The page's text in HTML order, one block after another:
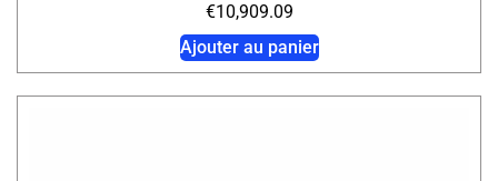
€10,909.09
Ajouter au panier